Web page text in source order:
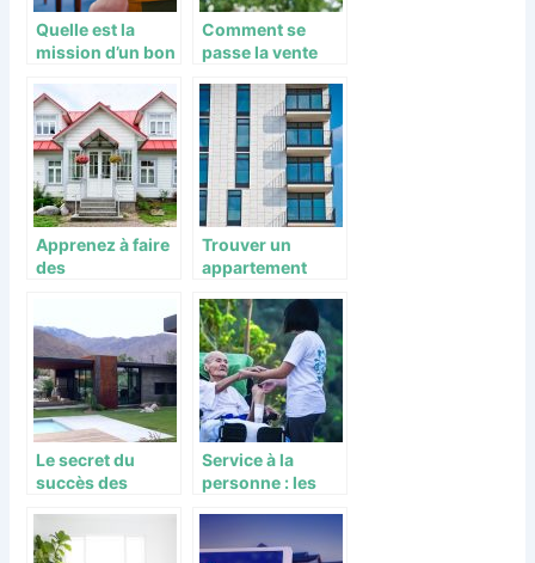
Quelle est la
mission d’un bon
Comment se
passe la vente
immobilier ?
Apprenez à faire
des
Trouver un
appartement
délai à Paris, c’est
possible !
Le secret du
succès des
en Haute Savoie
Service à la
personne : les
d’agrément et de
déclaration